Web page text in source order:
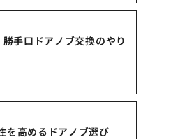
勝手口ドアノブ交換のやり
を高めるドアノブ選び